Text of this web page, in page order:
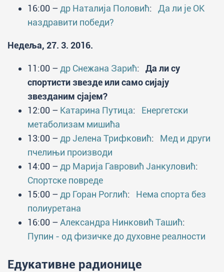
16:00 – др Наталија Половић: Да ли је ОК
наздравити победи?
Недеља, 27. 3. 2016.
11:00 – др Снежана Зарић: Да ли су
спортисти звезде или само сијају
звезданим сјајем?
12:00 – Катарина Путица: Енергетски
метаболизам мишића
13:00 – др Јелена Трифковић: Мед и други
пчелињи производи
14:00 – др Марија Гавровић Јанкуловић:
Спортске повреде
15:00 – др Горан Роглић: Нема спорта без
полиуретана
16:00 – Александра Нинковић Ташић:
Пупин - од физичке до духовне реалности
Едукативне радионице